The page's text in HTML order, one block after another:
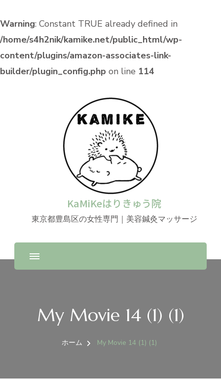
Warning: Constant TRUE already defined in
/home/s4h2nik/kamike.net/public_html/wp-
content/plugins/amazon-associates-link-
builder/plugin_config.php on line 114
KaMiKeはりきゅう院
東京都豊島区の女性専門｜美容鍼灸マッサージ
My Movie 14 (1) (1)
ホーム My Movie 14 (1) (1)